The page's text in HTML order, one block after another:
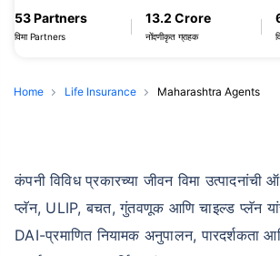
53 Partners
विमा Partners
13.2 Crore
नोंदणीकृत ग्राहक
Home Life Insurance Maharashtra Agents
कंपनी विविध प्रकारच्या जीवन विमा
प्लॅन, ULIP, बचत, गुंतवणूक आणि चाइल्ड प्लॅन
DAI-प्रमाणित नियामक अनुपालन, पारदर्शकता